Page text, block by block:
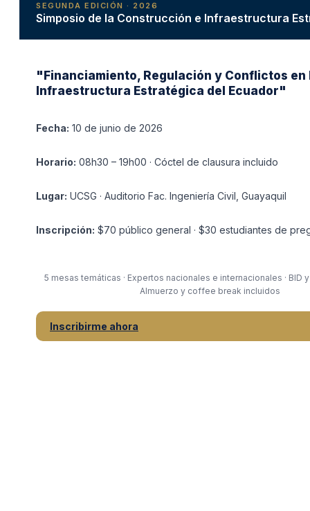
SEGUNDA EDICIÓN · 2026
Simposio de la Construcción e Infraestructura
"Financiamiento, Regulación y Conflictos en
Infraestructura Estratégica del Ecuador"
Fecha: 10 de junio de 2026
Horario: 08h30 – 19h00 · Cóctel de clausura incluido
Lugar: UCSG · Auditorio Fac. Ingeniería Civil, Guayaquil
Inscripción: $70 público general · $30 estudiantes de
5 mesas temáticas · Expertos nacionales e internacionales · BID
Almuerzo y coffee break incluidos
Inscribirme ahora